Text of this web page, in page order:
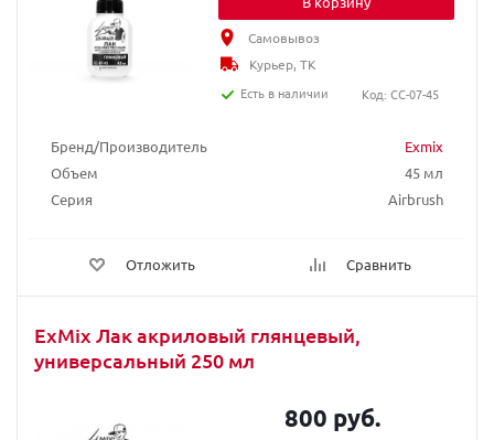
Бренд/Производитель
Exmix
Объем
45 мл
Серия
Airbrush
Отложить Сравнить
Самовывоз
Курьер, ТК
Есть в наличии
Код: CC-07-45
ExMix Лак акриловый глянцевый,
универсальный 250 мл
800 руб.